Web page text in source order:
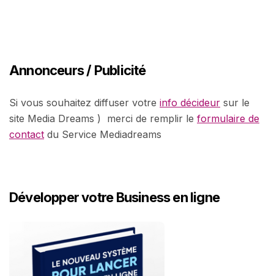
Annonceurs / Publicité
Si vous souhaitez diffuser votre info décideur sur le
site Media Dreams ) merci de remplir le formulaire de
contact du Service Mediadreams
Développer votre Business en ligne